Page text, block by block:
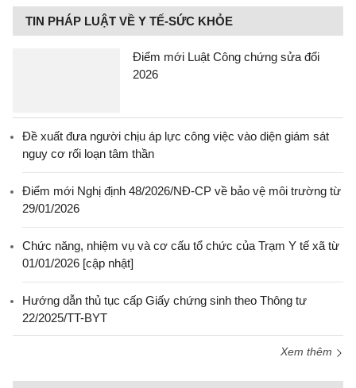
TIN PHÁP LUẬT VỀ Y TẾ-SỨC KHỎE
Điểm mới Luật Công chứng sửa đổi
2026
Đề xuất đưa người chịu áp lực công việc vào diện giám sát
nguy cơ rối loạn tâm thần
Điểm mới Nghị định 48/2026/NĐ-CP về bảo vệ môi trường từ
29/01/2026
Chức năng, nhiệm vụ và cơ cấu tổ chức của Trạm Y tế xã từ
01/01/2026 [cập nhật]
Hướng dẫn thủ tục cấp Giấy chứng sinh theo Thông tư
22/2025/TT-BYT
Xem thêm